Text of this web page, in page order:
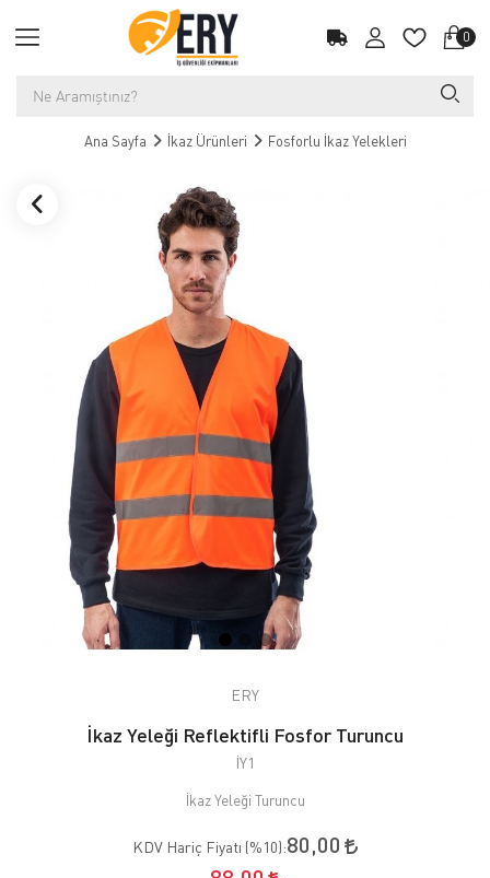
0
Ana Sayfa İkaz Ürünleri Fosforlu İkaz Yelekleri
ERY
İkaz Yeleği Reflektifli Fosfor Turuncu
İY1
İkaz Yeleği Turuncu
KDV Hariç Fiyatı (%10):80,00